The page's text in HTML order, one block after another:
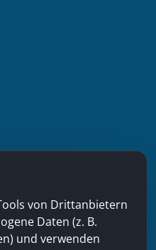
von Drittanbietern
Daten (z. B.
und verwenden